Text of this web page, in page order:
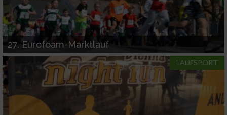
27. Eurofoam-Marktlauf
LAUFSPORT